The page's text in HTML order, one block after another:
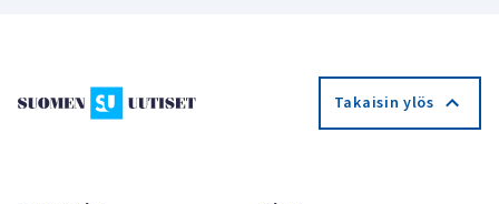
Takaisin ylös